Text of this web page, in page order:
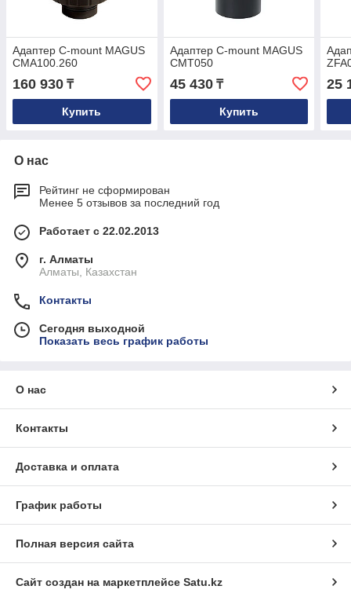
Адаптер C-mount MAGUS
CMA100.260
160 930 ₸
Купить
Адаптер C-mount MAGUS
CMT050
45 430₸
Купить
25
О нас
Рейтинг не сформирован
Менее 5 отзывов за последний год
Работает с 22.02.2013
г. Алматы
Алматы, Казахстан
Контакты
Сегодня выходной
Показать весь график работы
О нас
Контакты
Доставка и оплата
График работы
Полная версия сайта
Сайт создан на маркетплейсе Satu.kz